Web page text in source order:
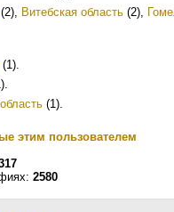
(2), Витебская область (2),
(1).
.
(1).
этим пользователем
2580